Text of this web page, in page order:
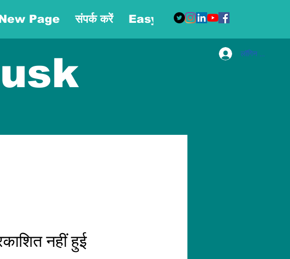
Page संपर्क करें Easy Blog More
लॉगिन करें
नहीं हुई